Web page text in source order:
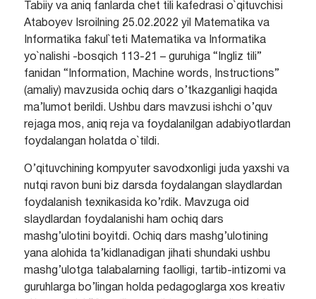
Tabiiy va aniq fanlarda chet tili kafedrasi o`qituvchisi
Ataboyev Isroilning 25.02.2022 yil Matematika va
Informatika fakul`teti Matematika va Informatika
yo`nalishi -bosqich 113-21 – guruhiga “Ingliz tili”
fanidan “Information, Machine words, Instructions”
(amaliy) mavzusida ochiq dars o’tkazganligi haqida
ma’lumot berildi. Ushbu dars mavzusi ishchi o’quv
rejaga mos, aniq reja va foydalanilgan adabiyotlardan
foydalangan holatda o`tildi.
O’qituvchining kompyuter savodxonligi juda yaxshi va
nutqi ravon buni biz darsda foydalangan slaydlardan
foydalanish texnikasida ko’rdik. Mavzuga oid
slaydlardan foydalanishi ham ochiq dars
mashg’ulotini boyitdi. Ochiq dars mashg’ulotining
yana alohida ta’kidlanadigan jihati shundaki ushbu
mashg’ulotga talabalarning faolligi, tartib-intizomi va
guruhlarga bo’lingan holda pedagoglarga xos kreativ